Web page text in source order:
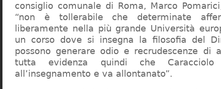
consiglio comunale di Roma, Marco
“non è tollerabile che determinate
liberamente nella più grande Università
un corso dove si insegna la filosofia del
possono generare odio e recrudescenze di
tutta evidenza quindi che
all’insegnamento e va allontanato”.